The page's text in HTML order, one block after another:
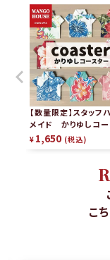
【数量限定】スタッフ
メイド かりゆしコー
ー（2枚組）
¥ 1,650 税込
こ